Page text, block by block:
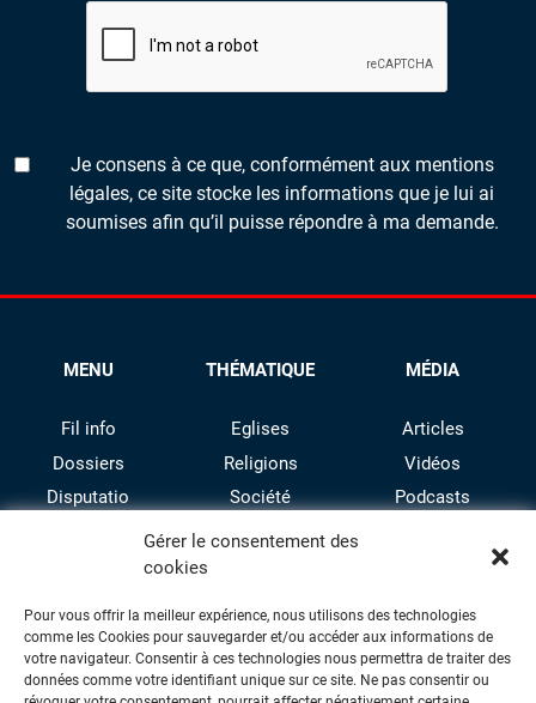
Gérer le consentement des
cookies
Pour vous offrir la meilleur expérience, nous utilisons des technologies
comme les Cookies pour sauvegarder et/ou accéder aux informations de
votre navigateur. Consentir à ces technologies nous permettra de traiter des
données comme votre identifiant unique sur ce site. Ne pas consentir ou
Je consens à ce que, conformément aux mentions
légales, ce site stocke les informations que je lui ai
soumises afin qu’il puisse répondre à ma demande.
MENU
Fil info
Dossiers
Disputatio
THÉMATIQUE
Eglises
Religions
Société
Culture
MÉDIA
Articles
Vidéos
Podcasts